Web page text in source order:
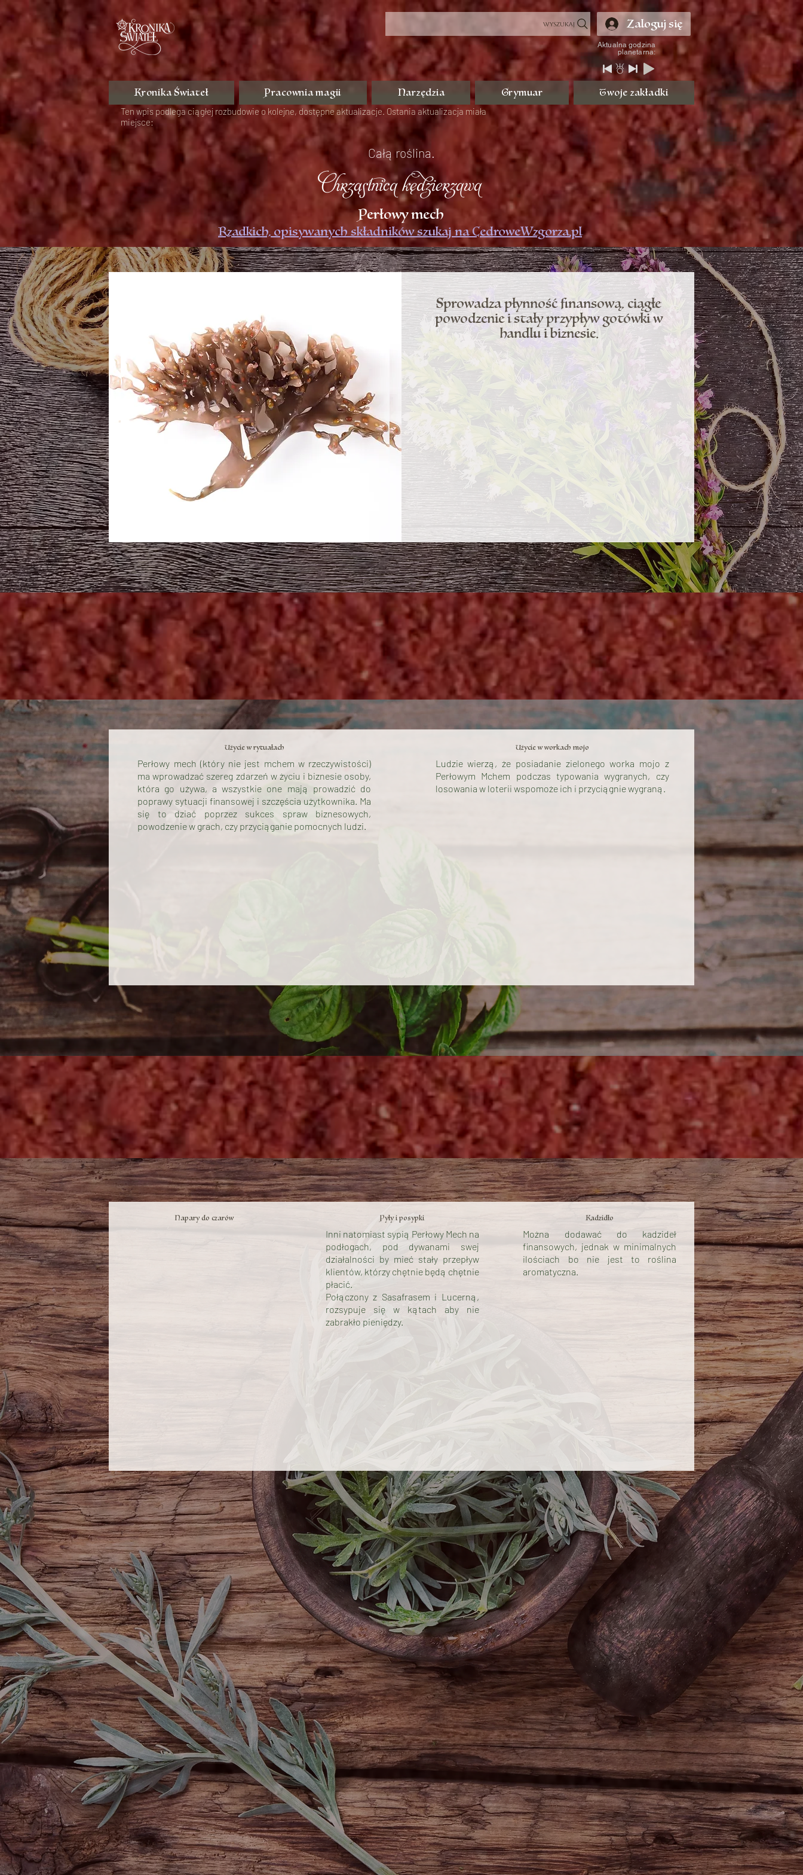
Aktualna godzina
planetarna:
Zaloguj się
Wyszukaj
Kronika Świateł Pracownia magii Narzędzia Grymuar Twoje zakładki
Ten wpis podlega ciągłej rozbudowie o kolejne, dostępne aktualizacje. Ostania aktualizacja miała
miejsce:
Całą roślina.
Chrząstnica kędzierzawa
Sprowadza płynność finansową, ciągłe
powodzenie i stały przypływ gotówki w
handlu i biznesie.
Użycie w rytuałach
Perłowy mech (który nie jest mchem w rzeczywistości)
ma wprowadzać szereg zdarzeń w życiu i biznesie osoby,
która go używa, a wszystkie one mają prowadzić do
poprawy sytuacji finansowej i szczęścia użytkownika. Ma
się to dziać poprzez sukces spraw biznesowych,
powodzenie w grach, czy przyciąganie pomocnych ludzi.
Użycie w workach mojo
Ludzie wierzą, że posiadanie zielonego worka mojo z
Perłowym Mchem podczas typowania wygranych, czy
losowania w loterii wspomoże ich i przyciągnie wygraną.
Napary do czarów Pyły i posypki
Inni natomiast sypią Perłowy Mech na
podłogach, pod dywanami swej
działalności by mieć stały przepływ
klientów, którzy chętnie będą chętnie
płacić.
Połączony z Sasafrasem i Lucerną,
rozsypuje się w kątach aby nie
zabrakło pieniędzy.
Kadzidło
Można dodawać do kadzideł
finansowych, jednak w minimalnych
ilościach bo nie jest to roślina
aromatyczna.
Perłowy mech
Rzadkich, opisywanych składników szukaj na CedroweWzgorza.pl